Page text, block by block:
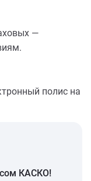
—
полис на
КАСКО!